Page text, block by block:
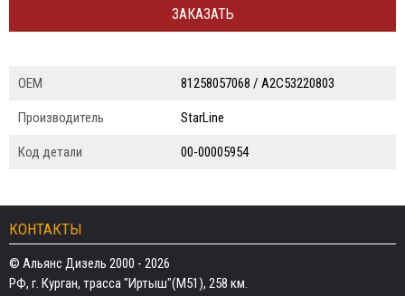
ЗАКАЗАТЬ
ОЕМ 81258057068 / A2C53220803
Производитель StarLine
Код детали 00-00005954
КОНТАКТЫ
© Альянс Дизель 2000 - 2026
РФ, г. Курган, трасса "Иртыш"(М51), 258 км.